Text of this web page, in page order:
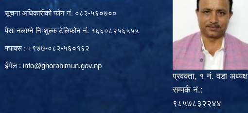
सूचना अधिकारीको फोन नं. ०८२-५६०७००
पैसा नलाग्ने निःशुल्क टेलिफोन नं. १६६०८२५६५५५
फ्याक्स : +९७७-०८२-५६०१६२
ईमेल : info@ghorahimun.gov.np
प्रवक्ता, १ नं. वडा अध्यक्ष
सम्पर्क नं.:
९८५७८३२२४४